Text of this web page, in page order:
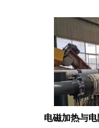
电磁加热与